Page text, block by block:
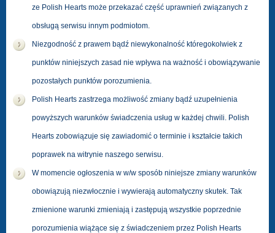
ze Polish Hearts może przekazać część uprawnień związanych z
obsługą serwisu innym podmiotom.
Niezgodność z prawem bądź niewykonalność któregokolwiek z
punktów niniejszych zasad nie wpływa na ważność i obowiązywanie
pozostałych punktów porozumienia.
Polish Hearts zastrzega możliwość zmiany bądź uzupełnienia
powyższych warunków świadczenia usług w każdej chwili. Polish
Hearts zobowiązuje się zawiadomić o terminie i kształcie takich
poprawek na witrynie naszego serwisu.
W momencie ogłoszenia w w/w sposób niniejsze zmiany warunków
obowiązują niezwłocznie i wywierają automatyczny skutek. Tak
zmienione warunki zmieniają i zastępują wszystkie poprzednie
porozumienia wiążące się z świadczeniem przez Polish Hearts